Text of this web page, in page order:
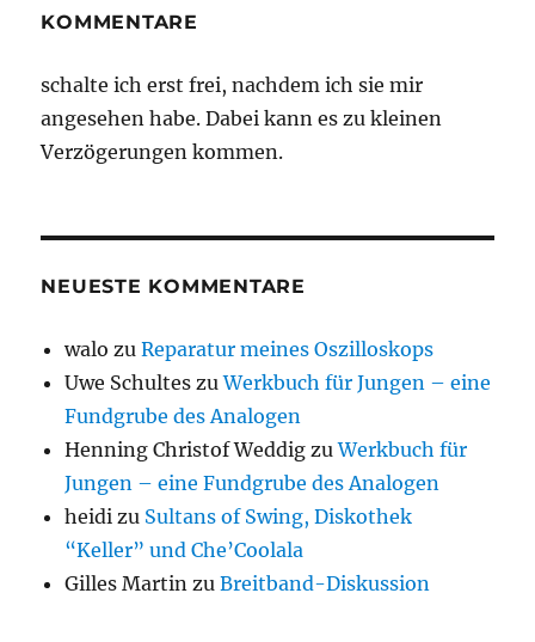
KOMMENTARE
schalte ich erst frei, nachdem ich sie mir
angesehen habe. Dabei kann es zu kleinen
Verzögerungen kommen.
NEUESTE KOMMENTARE
walo zuReparatur meines Oszilloskops
Uwe Schultes zuWerkbuch für Jungen – eine
Fundgrube des Analogen
Henning Christof Weddig zuWerkbuch für
Jungen – eine Fundgrube des Analogen
heidi zu Sultans of Swing, Diskothek
“Keller” und Che’Coolala
Gilles Martin zuBreitband-Diskussion